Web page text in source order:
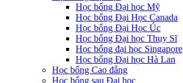
Học bổng Đại học Mỹ
Học bổng Đại Học Canada
Học bổng Đại Học Úc
Học bổng Đại học Thụy Sĩ
Học bổng đại học Singapore
Học bổng Đại học Hà Lan
Học bổng Cao đẵng
Học bổng sau Đại học